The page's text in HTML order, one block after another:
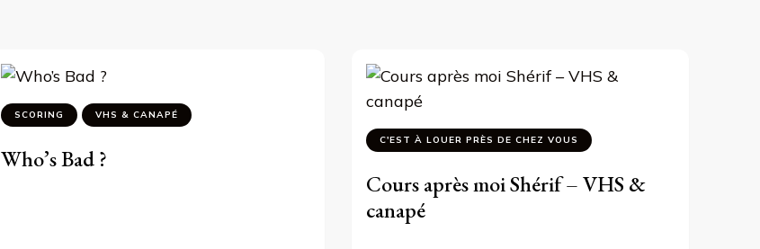
SCORING VHS & CANAPÉ
Who’s Bad ?
C'EST À LOUER PRÈS DE CHEZ VOUS
Cours après moi Shérif – VHS &
canapé